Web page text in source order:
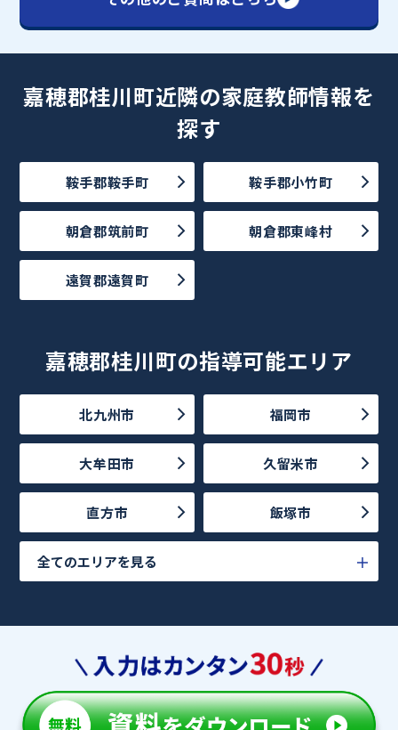
嘉穂郡桂川町近隣の家庭教師情報を
探す
鞍手郡鞍手町 鞍手郡小竹町
朝倉郡筑前町 朝倉郡東峰村
遠賀郡遠賀町
嘉穂郡桂川町の指導可能エリア
北九州市 福岡市
大牟田市 久留米市
直方市 飯塚市
全てのエリアを見る